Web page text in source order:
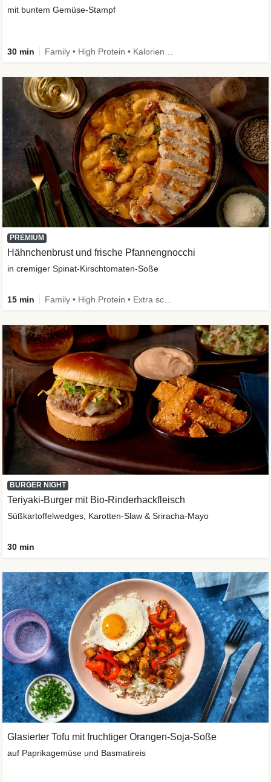
mit buntem Gemüse-Stampf
30 min
PREMIUM
Hähnchenbrust und frische Pfannengnocchi
in cremiger Spinat-Kirschtomaten-Soße
15 min
BURGER NIGHT
Teriyaki-Burger mit Bio-Rinderhackfleisch
Süßkartoffelwedges, Karotten-Slaw & Sriracha-Mayo
30 min
Glasierter Tofu mit fruchtiger Orangen-Soja-Soße
auf Paprikagemüse und Basmatireis